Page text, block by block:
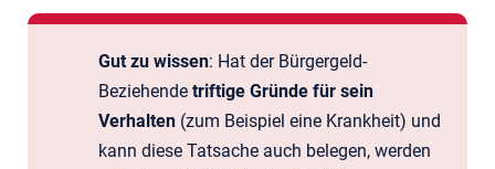
Gut zu wissen: Hat der Bürgergeld-
Beziehende triftige Gründe für sein
Verhalten (zum Beispiel eine Krankheit) und
kann diese Tatsache auch belegen, werden